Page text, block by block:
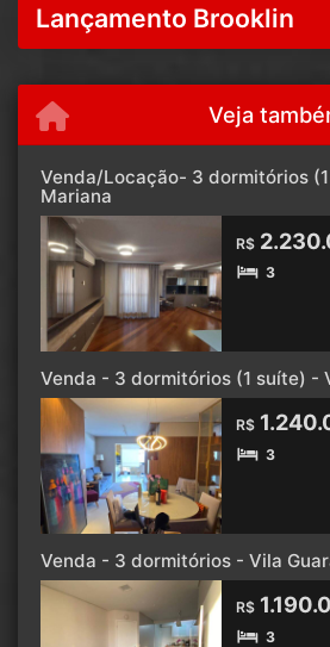
Lançamento Brooklin
Veja
Venda/Locação- 3 dormitórios
Mariana
R$
3
Venda - 3 dormitórios (1 suíte) -
R$
3
Venda - 3 dormitórios - Vila
R$
3